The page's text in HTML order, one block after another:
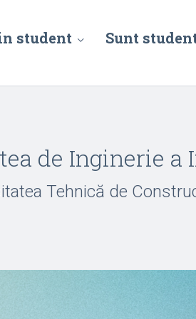
student Sunt
de Inginerie a
Tehnică de